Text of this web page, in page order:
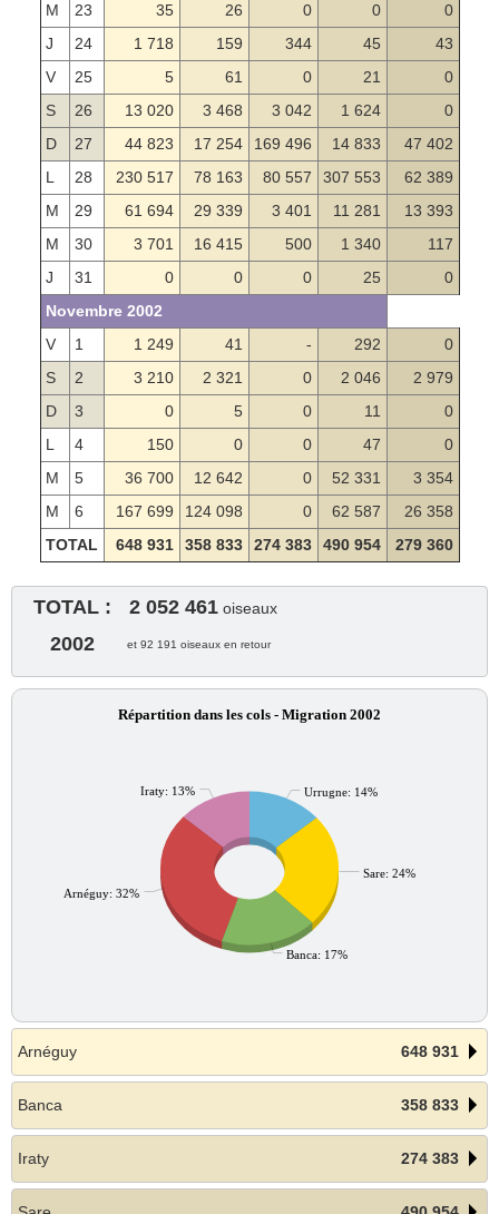
M
23 35 26 0 0
0
J
24 1 718 159 344 45
43
V
25 5 61 0 21
0
S
26 13 020 3 468 3 042 1 624
0
D
27 44 823 17 254 169 496 14 833
47 402
L
28 230 517 78 163 80 557 307 553
62 389
M
29 61 694 29 339 3 401 11 281
13 393
M
30 3 701 16 415 500 1 340
117
J
31 0 0 0 25
0
Novembre 2002
V
1 1 249 41 - 292
0
S
2 3 210 2 321 0 2 046
2 979
D
3 0 5 0 11
0
L
4 150 0 0 47
0
M
5 36 700 12 642 0 52 331
3 354
M
6 167 699 124 098 0 62 587
26 358
TOTAL
648 931 358 833 274 383 490 954 279 360
TOTAL : 2 052 461 oiseaux
2002 et 92 191 oiseaux en retour
Urrugne: 14%
Sare: 24%
Banca: 17%
Arnéguy: 32%
Iraty: 13%
Répartition dans les cols - Migration 2002
Arnéguy 648 931
Banca 358 833
Iraty 274 383